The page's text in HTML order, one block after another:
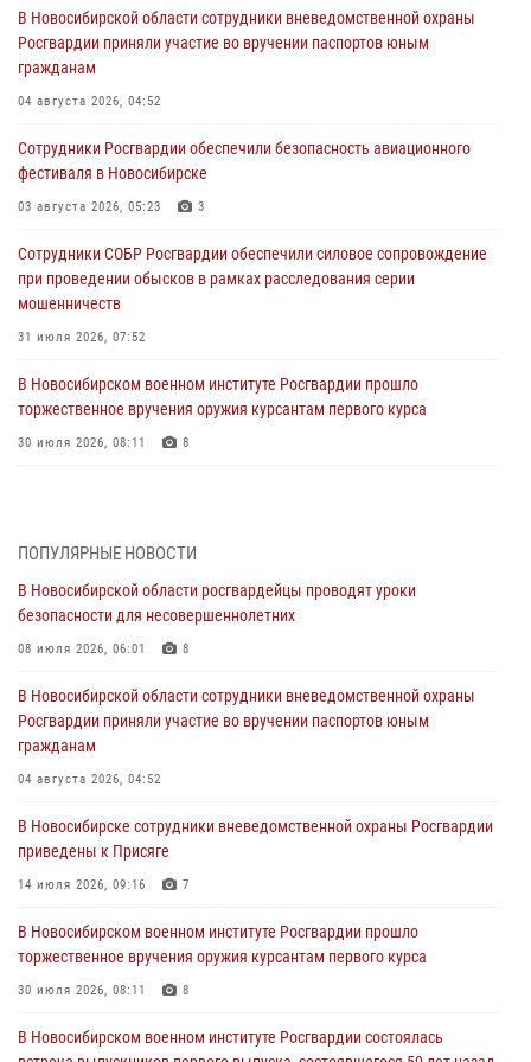
В Новосибирской области сотрудники вневедомственной охраны
Росгвардии приняли участие во вручении паспортов юным
гражданам
04 августа 2026, 04:52
Сотрудники Росгвардии обеспечили безопасность авиационного
фестиваля в Новосибирске
03 августа 2026, 05:23 3
Сотрудники СОБР Росгвардии обеспечили силовое сопровождение
при проведении обысков в рамках расследования серии
мошенничеств
31 июля 2026, 07:52
В Новосибирском военном институте Росгвардии прошло
торжественное вручения оружия курсантам первого курса
30 июля 2026, 08:11 8
В Новосибирске сотрудниками вневедомственной охраны
Росгвардии задержан гражданин, находящийся в розыске
В Новосибирске военнослужащие отряда спецназа «Ермак»
Росгвардии провели занятия по беспарашютному десантированию
28 июля 2026, 02:42
В Новосибирске военнослужащие Росгвардии почтили память детей
– жертв войны в Донбассе
27 июля 2026, 02:16 5
В Новосибирске прошло награждение лучших подразделений
вневедомственной охраны Росгвардии за первое полугодие
24 июля 2026, 02:32 4
ПОПУЛЯРНЫЕ НОВОСТИ
В Новосибирской области росгвардейцы проводят уроки
безопасности для несовершеннолетних
08 июля 2026, 06:01 8
В Новосибирской области сотрудники вневедомственной охраны
Росгвардии приняли участие во вручении паспортов юным
гражданам
04 августа 2026, 04:52
В Новосибирске сотрудники вневедомственной охраны Росгвардии
приведены к Присяге
14 июля 2026, 09:16 7
В Новосибирском военном институте Росгвардии прошло
торжественное вручения оружия курсантам первого курса
30 июля 2026, 08:11 8
В Новосибирском военном институте Росгвардии состоялась